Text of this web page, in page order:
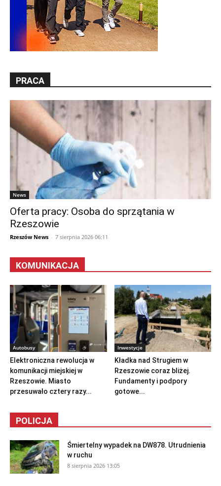
PRACA
News
Oferta pracy: Osoba do sprzątania w
Rzeszowie
Rzeszów News - 7 sierpnia 2026 06:11
KOMUNIKACJA
Autobusy
Elektroniczna rewolucja w
komunikacji miejskiej w
Rzeszowie. Miasto
przesuwało cztery razy...
Inwestycje
Kładka nad Strugiem w
Rzeszowie coraz bliżej.
Fundamenty i podpory
gotowe...
POLICJA
Śmiertelny wypadek na DW878. Utrudnienia
w ruchu
8 sierpnia 2026 13:05